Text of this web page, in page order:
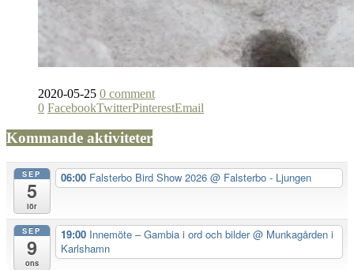
2020-05-25 0 comment
0 FacebookTwitterPinterestEmail
Kommande aktiviteter
SEP
5
lör
06:00 Falsterbo Bird Show 2026 @ Falsterbo - Ljungen
SEP
9
ons
19:00 Innemöte – Gambia i ord och bilder@ Munkagården i
Karlshamn